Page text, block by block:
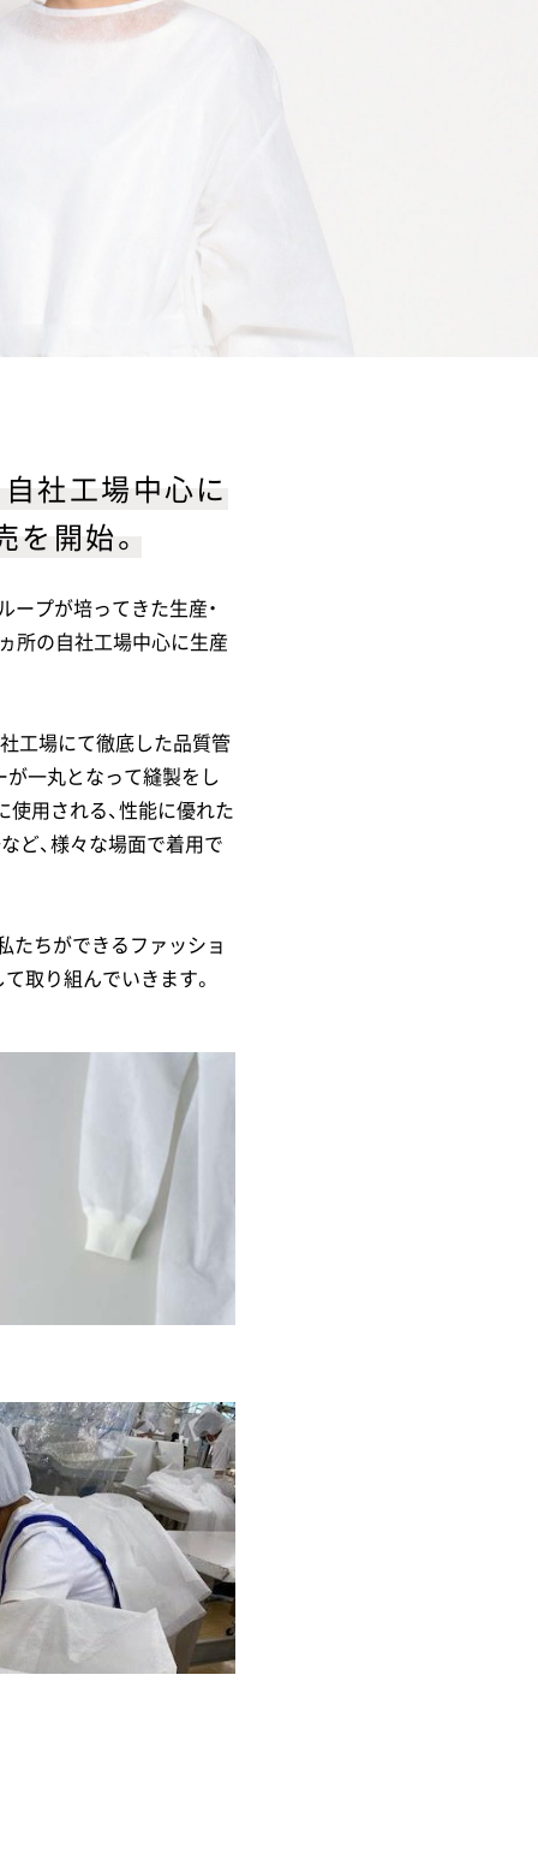
社工場中心に
開始。
ープが培ってきた生産・
所の自社工場中心に生産
工場にて徹底した品質管
が一丸となって縫製をし
用される、性能に優れた
ど、様々な場面で着用で
たちができるファッショ
取り組んでいきます。